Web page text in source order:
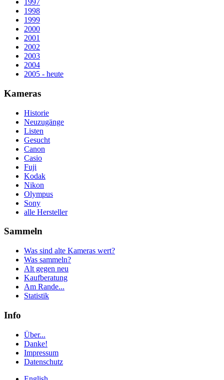
1997
1998
1999
2000
2001
2002
2003
2004
2005 - heute
Kameras
Historie
Neuzugänge
Listen
Gesucht
Canon
Casio
Fuji
Kodak
Nikon
Olympus
Sony
alle Hersteller
Sammeln
Was sind alte Kameras wert?
Was sammeln?
Alt gegen neu
Kaufberatung
Am Rande...
Statistik
Info
Über...
Danke!
Impressum
Datenschutz